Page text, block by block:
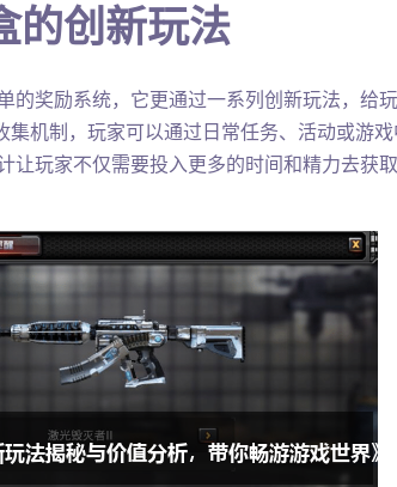
的创新玩法
的奖励系统，它更通过一系列创新玩法，给
集机制，玩家可以通过日常任务、活动或游
让玩家不仅需要投入更多的时间和精力去获